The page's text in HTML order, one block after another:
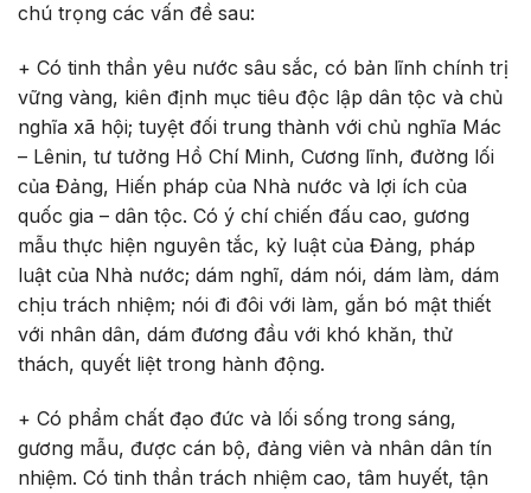
chú trọng các vấn đề sau:
+ Có tinh thần yêu nước sâu sắc, có bản lĩnh chính trị
vững vàng, kiên định mục tiêu độc lập dân tộc và chủ
nghĩa xã hội; tuyệt đối trung thành với chủ nghĩa Mác
– Lênin, tư tưởng Hồ Chí Minh, Cương lĩnh, đường lối
của Đảng, Hiến pháp của Nhà nước và lợi ích của
quốc gia – dân tộc. Có ý chí chiến đấu cao, gương
mẫu thực hiện nguyên tắc, kỷ luật của Đảng, pháp
luật của Nhà nước; dám nghĩ, dám nói, dám làm, dám
chịu trách nhiệm; nói đi đôi với làm, gắn bó mật thiết
với nhân dân, dám đương đầu với khó khăn, thử
thách, quyết liệt trong hành động.
+ Có phẩm chất đạo đức và lối sống trong sáng,
gương mẫu, được cán bộ, đảng viên và nhân dân tín
nhiệm. Có tinh thần trách nhiệm cao, tâm huyết, tận